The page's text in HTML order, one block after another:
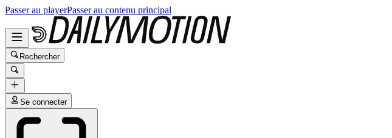
Passer au playerPasser au contenu principal
Rechercher
Se connecter